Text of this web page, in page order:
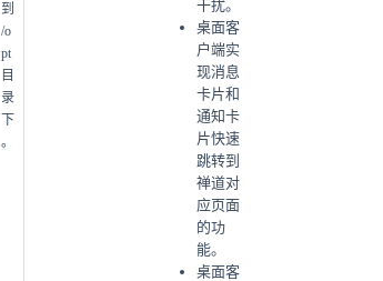
干扰。
桌面客
户端实
现消息
卡片和
通知卡
片快速
跳转到
禅道对
应页面
的功
能。
桌面客
到
/o
pt
目
录
下
。